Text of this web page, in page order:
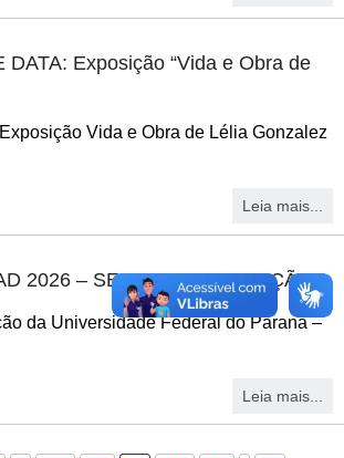
DATA: Exposição “Vida e Obra de
Vida e Obra de Lélia Gonzalez
Leia mais...
2026 – SETOR DE EDUCAÇÃO
da Universidade Federal do Paraná –
Leia mais...